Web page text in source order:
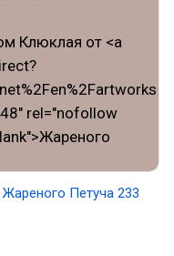
Жареного Петуча 233